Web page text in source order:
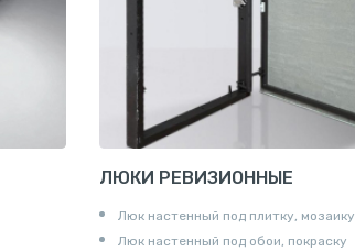
ЛЮКИ РЕВИЗИОННЫЕ
Люк настенный под плитку, мозаику
Люк настенный под обои, покраску